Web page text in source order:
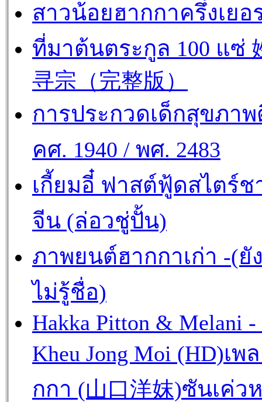
สาวน้อยฮากกาครึ่งเยอ
ที่มาต้นตระกูล 100 แซ่
寻宗（完整版）
การประกวดเด็กสุขภา
คศ. 1940 / พศ. 2483
เกี้ยมอี๋ ฟาสต์ฟู้ดสไตร์ช
จีน (ล่อวชู่ปั้น)
ภาพยนต์ฮากกาเก่า -(ยั
ไม่รู้ชื่อ)
Hakka Pitton & Melani -
Kheu Jong Moi (HD)เพ
กกา (山口洋妺)ซันเค่ว